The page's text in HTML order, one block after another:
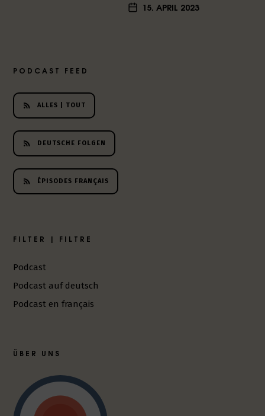
c
e
L
i
e
r
t
-
c
a
15. APRIL 2023
PODCAST FEED
ALLES | TOUT
DEUTSCHE FOLGEN
ÉPISODES FRANÇAIS
FILTER | FILTRE
Podcast
Podcast auf deutsch
Podcast en français
ÜBER UNS